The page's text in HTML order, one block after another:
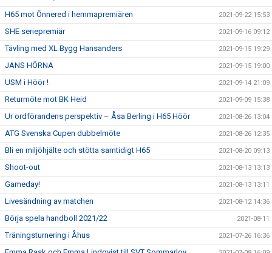
H65 mot Önnered i hemmapremiären 2021-09-22 15:53
SHE seriepremiär 2021-09-16 09:12
Tävling med XL Bygg Hansanders 2021-09-15 19:29
JANS HÖRNA 2021-09-15 19:00
USM i Höör ! 2021-09-14 21:09
Returmöte mot BK Heid 2021-09-09 15:38
Ur ordförandens perspektiv – Åsa Berling i H65 Höör 2021-08-26 13:04
ATG Svenska Cupen dubbelmöte 2021-08-26 12:35
Bli en miljöhjälte och stötta samtidigt H65 2021-08-20 09:13
Shoot-out 2021-08-13 13:13
Gameday! 2021-08-13 13:11
Livesändning av matchen 2021-08-12 14:36
Börja spela handboll 2021/22 2021-08-11
Träningsturnering i Åhus 2021-07-26 16:36